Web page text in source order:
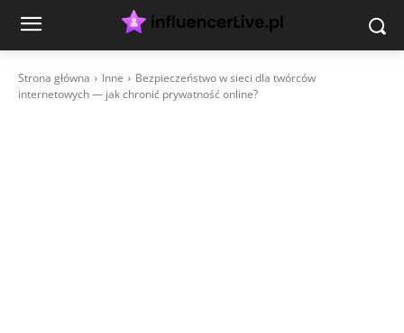
Strona główna Inne
Bezpieczeństwo w sieci dla twórców
internetowych — jak chronić prywatność online?